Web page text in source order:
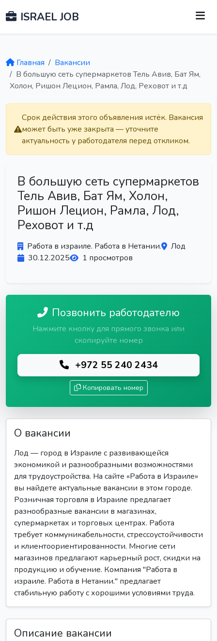
ISRAEL JOB
Главная
Вакансии
В большую сеть супермаркетов Тель Авив, Бат Ям,
Холон, Ришон Лецион, Рамла, Лод, Реховот и т.д
Срок действия этого объявления истёк. Вакансия
может быть уже закрыта — уточните
актуальность у работодателя перед откликом.
В большую сеть супермаркетов
Тель Авив, Бат Ям, Холон,
Ришон Лецион, Рамла, Лод,
Реховот и т.д
Работа в израиле. Работа в Нетании.
Лод
30.12.2025
1 просмотров
Позвонить работодателю
Нажмите кнопку для прямого звонка или
скопируйте номер
+972 55 240 2434
Копировать номер
О вакансии
Лод — город в Израиле с развивающейся
экономикой и разнообразными возможностями
для трудоустройства. На сайте «Работа в Израиле»
вы найдете актуальные вакансии в этом городе.
Розничная торговля в Израиле предлагает
разнообразные вакансии в магазинах,
супермаркетах и торговых центрах. Работа
требует коммуникабельности, стрессоустойчивости
и клиентоориентированности. Многие сети
магазинов предлагают карьерный рост, скидки на
продукцию и обучение. Компания "Работа в
израиле. Работа в Нетании." предлагает
стабильную работу с хорошими условиями труда.
Описание вакансии